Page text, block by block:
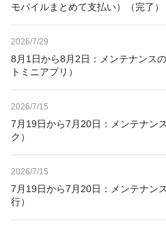
モバイルまとめて支払い）（完了）
2026/7/29
8月1日から8月2日：メンテナンス
トミニアプリ）
2026/7/15
7月19日から7月20日：メンテナン
ク）
2026/7/15
7月19日から7月20日：メンテナン
行）